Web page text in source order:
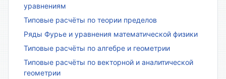
уравнениям
Типовые расчёты по теории пределов
Ряды Фурье и уравнения математической физики
Типовые расчёты по алгебре и геометрии
Типовые расчёты по векторной и аналитической
геометрии